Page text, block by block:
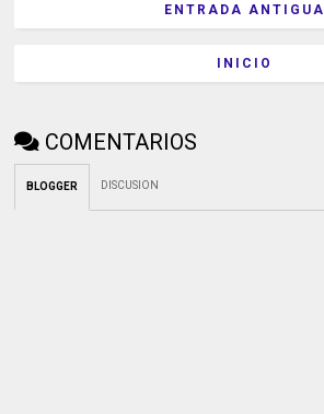
ENTRADA ANTIGUA
INICIO
COMENTARIOS
BLOGGER DISCUSION